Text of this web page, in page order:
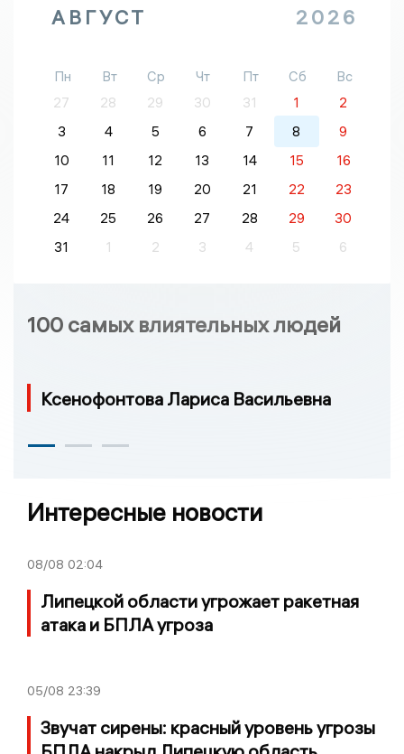
АВГУСТ 2026
Пн Вт Ср Чт Пт Сб
Вс
27
28 29 30 31 1
2
3
4 5 6 7 8
9
10
11 12 13 14 15
16
17
18 19 20 21 22
23
24
25 26 27 28 29
30
31
1 2 3 4 5 6
100 самых влиятельных людей
Ксенофонтова Лариса Васильевна
Интересные новости
08/08 02:04
Липецкой области угрожает ракетная
атака и БПЛА угроза
05/08 23:39
Звучат сирены: красный уровень угрозы